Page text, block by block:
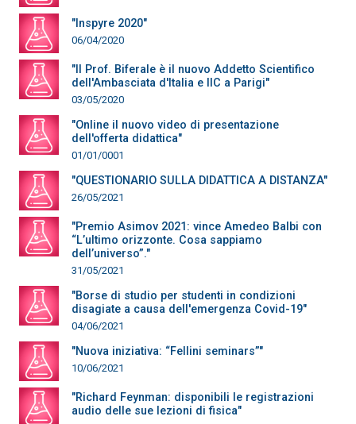
"Inspyre 2020"
06/04/2020
"Il Prof. Biferale è il nuovo Addetto Scientifico
dell'Ambasciata d'Italia e IIC a Parigi"
03/05/2020
"Online il nuovo video di presentazione
dell'offerta didattica"
01/01/0001
"QUESTIONARIO SULLA DIDATTICA A DISTANZA"
26/05/2021
"Premio Asimov 2021: vince Amedeo Balbi con
“L’ultimo orizzonte. Cosa sappiamo
dell’universo”."
31/05/2021
"Borse di studio per studenti in condizioni
disagiate a causa dell'emergenza Covid-19"
04/06/2021
"Nuova iniziativa: “Fellini seminars”"
10/06/2021
"Richard Feynman: disponibili le registrazioni
audio delle sue lezioni di fisica"